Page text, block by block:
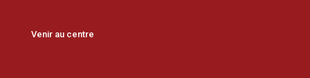
Venir au centre